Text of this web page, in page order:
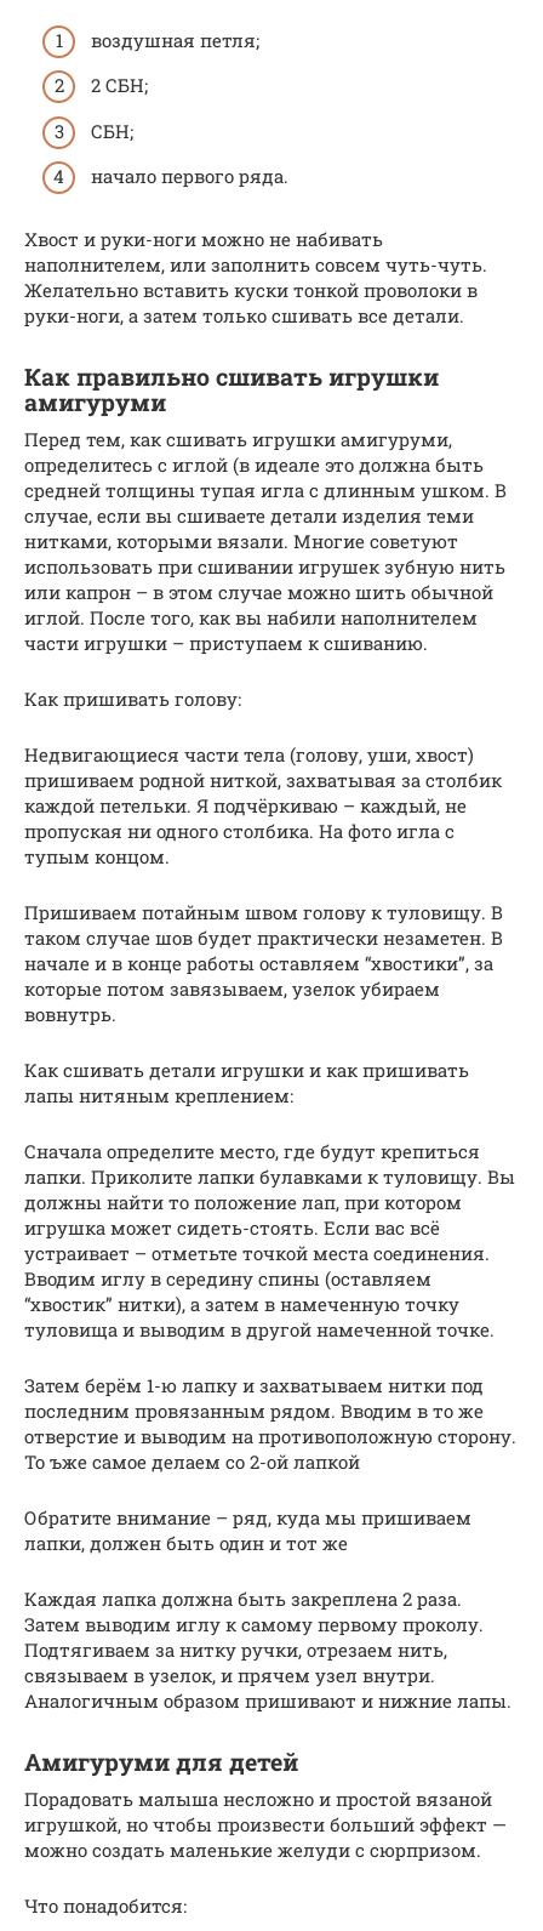
воздушная петля;
2 СБН;
СБН;
начало первого ряда.
Хвост и руки-ноги можно не набивать
наполнителем, или заполнить совсем чуть-чуть.
Желательно вставить куски тонкой проволоки в
руки-ноги, а затем только сшивать все детали.
Как правильно сшивать игрушки
амигуруми
Перед тем, как сшивать игрушки амигуруми,
определитесь с иглой (в идеале это должна быть
средней толщины тупая игла с длинным ушком. В
случае, если вы сшиваете детали изделия теми
нитками, которыми вязали. Многие советуют
использовать при сшивании игрушек зубную нить
или капрон – в этом случае можно шить обычной
иглой. После того, как вы набили наполнителем
части игрушки – приступаем к сшиванию.
Как пришивать голову:
Недвигающиеся части тела (голову, уши, хвост)
пришиваем родной ниткой, захватывая за столбик
каждой петельки. Я подчёркиваю – каждый, не
пропуская ни одного столбика. На фото игла с
тупым концом.
Пришиваем потайным швом голову к туловищу. В
таком случае шов будет практически незаметен. В
начале и в конце работы оставляем “хвостики”, за
которые потом завязываем, узелок убираем
вовнутрь.
Как сшивать детали игрушки и как пришивать
лапы нитяным креплением:
Сначала определите место, где будут крепиться
лапки. Приколите лапки булавками к туловищу. Вы
должны найти то положение лап, при котором
игрушка может сидеть-стоять. Если вас всё
устраивает – отметьте точкой места соединения.
Вводим иглу в середину спины (оставляем
“хвостик” нитки), а затем в намеченную точку
туловища и выводим в другой намеченной точке.
Затем берём 1-ю лапку и захватываем нитки под
последним провязанным рядом. Вводим в то же
отверстие и выводим на противоположную сторону.
То ъже самое делаем со 2-ой лапкой
Обратите внимание – ряд, куда мы пришиваем
лапки, должен быть один и тот же
Каждая лапка должна быть закреплена 2 раза.
Затем выводим иглу к самому первому проколу.
Подтягиваем за нитку ручки, отрезаем нить,
связываем в узелок, и прячем узел внутри.
Аналогичным образом пришивают и нижние лапы.
Амигуруми для детей
Порадовать малыша несложно и простой вязаной
игрушкой, но чтобы произвести больший эффект —
можно создать маленькие желуди с сюрпризом.
Что понадобится: